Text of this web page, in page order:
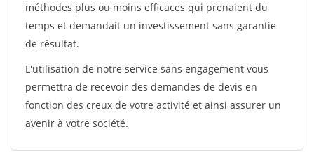
méthodes plus ou moins efficaces qui prenaient du
temps et demandait un investissement sans garantie
de résultat.
L'utilisation de notre service sans engagement vous
permettra de recevoir des demandes de devis en
fonction des creux de votre activité et ainsi assurer un
avenir à votre société.